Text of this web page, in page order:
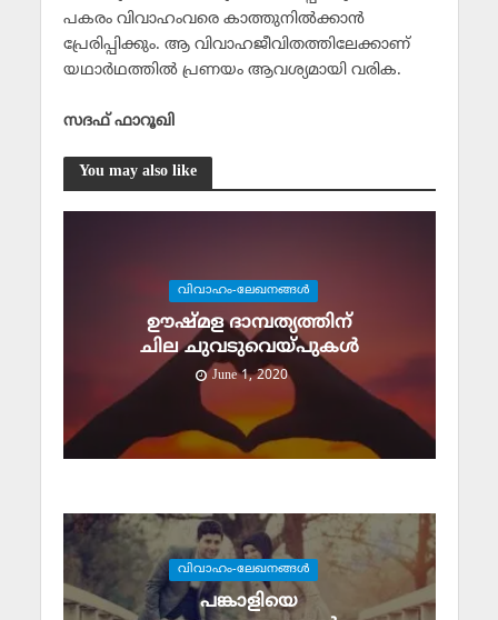
പകരം വിവാഹംവരെ കാത്തുനില്‍ക്കാന്‍
പ്രേരിപ്പിക്കും. ആ വിവാഹജീവിതത്തിലേക്കാണ്
യഥാര്‍ഥത്തില്‍ പ്രണയം ആവശ്യമായി വരിക.
സദഫ് ഫാറൂഖി
You may also like
വിവാഹം-ലേഖനങ്ങള്‍
ഊഷ്മള ദാമ്പത്യത്തിന്
ചില ചുവടുവെയ്പുകള്‍
June 1, 2020
വിവാഹം-ലേഖനങ്ങള്‍
പങ്കാളിയെ